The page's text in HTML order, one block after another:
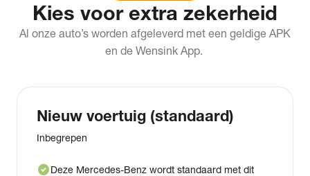
Kies voor extra zekerheid
Al onze auto’s worden afgeleverd met een geldige APK
en de Wensink App.
Nieuw voertuig (standaard)
Inbegrepen
check_circleDeze Mercedes-Benz wordt standaard met dit